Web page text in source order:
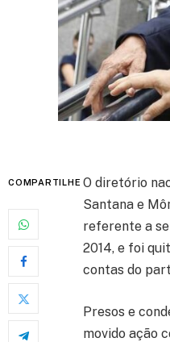
COMPARTILHE O diretório
Santana e
referente a
2014, e foi
contas do
Presos e
movido ação